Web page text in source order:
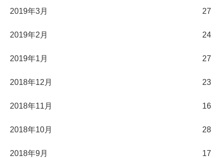
2019年3月 27
2019年2月 24
2019年1月 27
2018年12月 23
2018年11月 16
2018年10月 28
2018年9月 17